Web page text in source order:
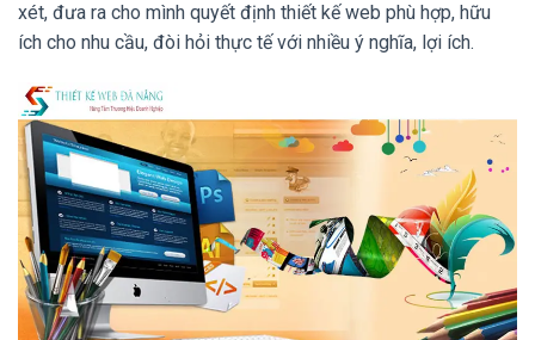
xét, đưa ra cho mình quyết định thiết kế web phù hợp, hữu
ích cho nhu cầu, đòi hỏi thực tế với nhiều ý nghĩa, lợi ích.